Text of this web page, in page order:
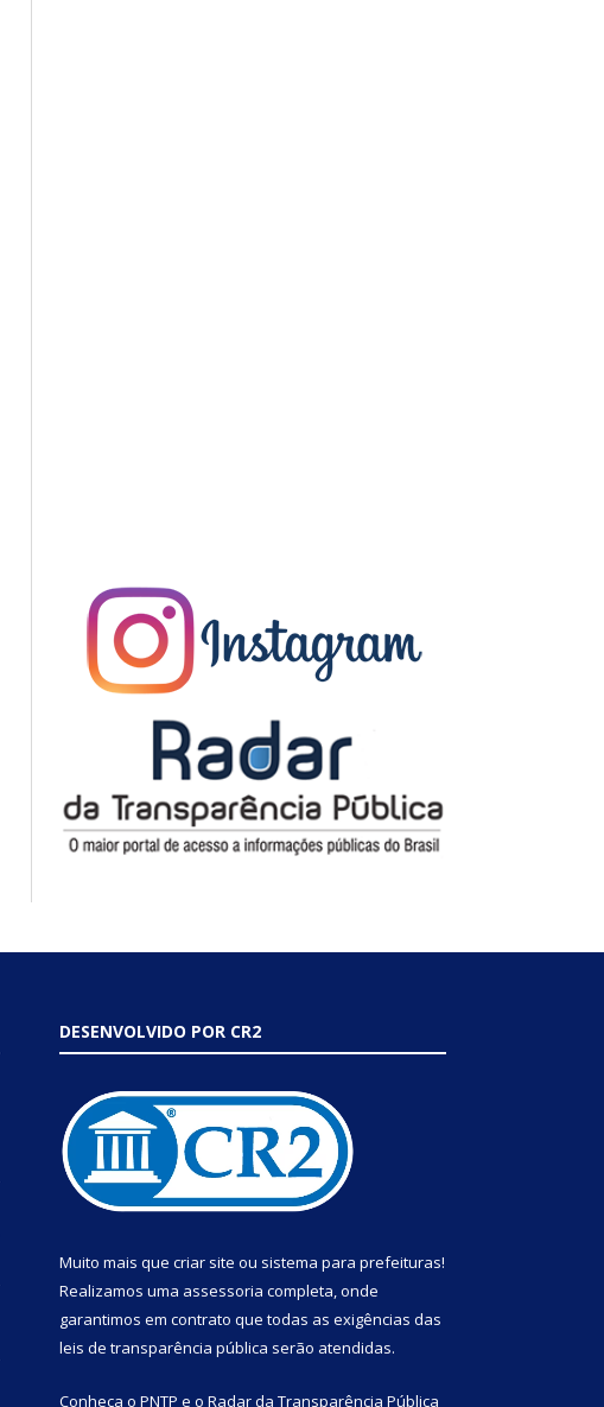
DESENVOLVIDO POR CR2
Muito mais que criar site ou sistema para prefeituras!
Realizamos uma assessoria completa, onde
garantimos em contrato que todas as exigências das
leis de transparência pública serão atendidas.
Conheça o PNTP e o Radar da Transparência Pública